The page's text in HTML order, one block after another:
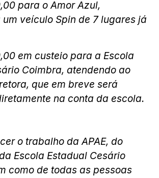
para o Amor Azul,
veículo Spin de 7 lugares já
em custeio para a Escola
Coimbra, atendendo ao
que em breve será
na conta da escola.
o trabalho da APAE, do
Escola Estadual Cesário
como de todas as pessoas